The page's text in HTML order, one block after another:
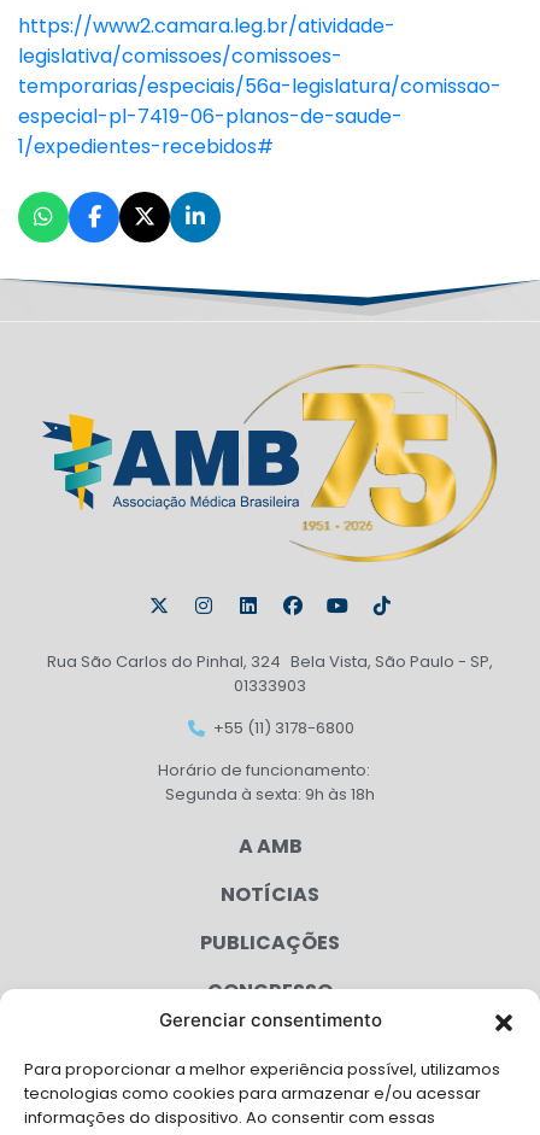
Gerenciar consentimento
Para proporcionar a melhor experiência possível, utilizamos
tecnologias como cookies para armazenar e/ou acessar
informações do dispositivo. Ao consentir com essas
https://www2.camara.leg.br/atividade-
legislativa/comissoes/comissoes-
temporarias/especiais/56a-legislatura/comissao-
especial-pl-7419-06-planos-de-saude-
1/expedientes-recebidos#
Rua São Carlos do Pinhal, 324 Bela Vista, São Paulo - SP,
01333903
+55 (11) 3178-6800
Horário de funcionamento:
Segunda à sexta: 9h às 18h
A AMB
NOTÍCIAS
PUBLICAÇÕES
CONGRESSO
CAMPANHAS